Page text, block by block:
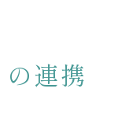
連携